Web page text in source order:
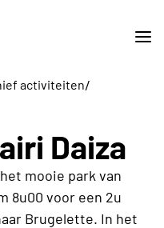
activiteiten/
Daiza
mooie park van
8u00 voor een 2u
Brugelette. In het